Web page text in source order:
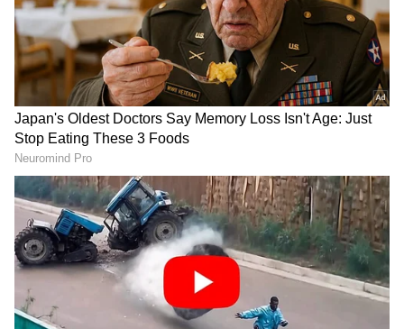
ಹಿನ್ನೆಲೆಯಲ್ಲಿ ತೋಟದ ಕಾರ್ಮಿಕರು ಕೆಲಸಕ್ಕೆ ತೆರಳದಂತೆ
ಅರಣ್ಯ ಇಲಾಖೆ ಸೂಚನೆ ನೀಡಿದೆ. ಇದರಿಂದ ಪಂಡರವಳ್ಳಿ,
ಕೊಳಗಾಮೆ ಹಾಗೂ ಏಳುನೂರ್ ಖಾನ್ ಸುತ್ತಮುತ್ತಲಿನ
ಗ್ರಾಮಗಳ ನಿವಾಸಿಗಳು ಆತಂಕದಲ್ಲಿದ್ದಾರೆ. ಗಾಯಗೊಂಡ
ಹುಲಿಯನ್ನು ಸುರಕ್ಷಿತವಾಗಿ ಸೆರೆಹಿಡಿಯಲು ಅರಣ್ಯ ಇಲಾಖೆ
ಕಳೆದ ಮೂರು-ನಾಲ್ಕು ದಿನಗಳಿಂದ ನಿರಂತರ ಕಾರ್ಯಾಚರಣೆ
ನಡೆಸುತ್ತಿದೆ.
ಹುಲಿ ಸಂಚರಿಸುವ ಮಾರ್ಗಗಳಲ್ಲಿ ಕ್ಯಾಮೆರಾ ಟ್ರ್ಯಾಪ್‌ಗಳನ್ನು
ಅಳವಡಿಸಲಾಗಿದ್ದು, ಅದರ ಚಲನವಲನದ ಮೇಲೆ ನಿಗಾ
ಇಡಲಾಗಿದೆ. ಪಶುವೈದ್ಯರು ಹಾಗೂ ವಿಶೇಷ ಅರಣ್ಯ
ಸಿಬ್ಬಂದಿಯನ್ನು ಕಾರ್ಯಾಚರಣೆಗೆ ನಿಯೋಜಿಸಲಾಗಿದೆ ಎಂದು
RECOMMENDED STORIES